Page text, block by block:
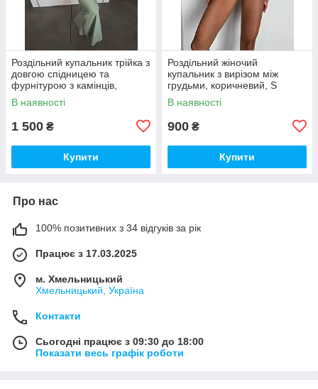
Роздільний купальник трійка з
довгою спідницею та
фурнітурою з камінців,
фісташка, S
В наявності
1 500 ₴
Купити
Роздільний жіночий
купальник з вирізом між
грудьми, коричневий, S
В наявності
900 ₴
Купити
Про нас
100% позитивних з 34 відгуків за рік
Працює з 17.03.2025
м. Хмельницький
Хмельницький, Україна
Контакти
Сьогодні працює з 09:30 до 18:00
Показати весь графік роботи